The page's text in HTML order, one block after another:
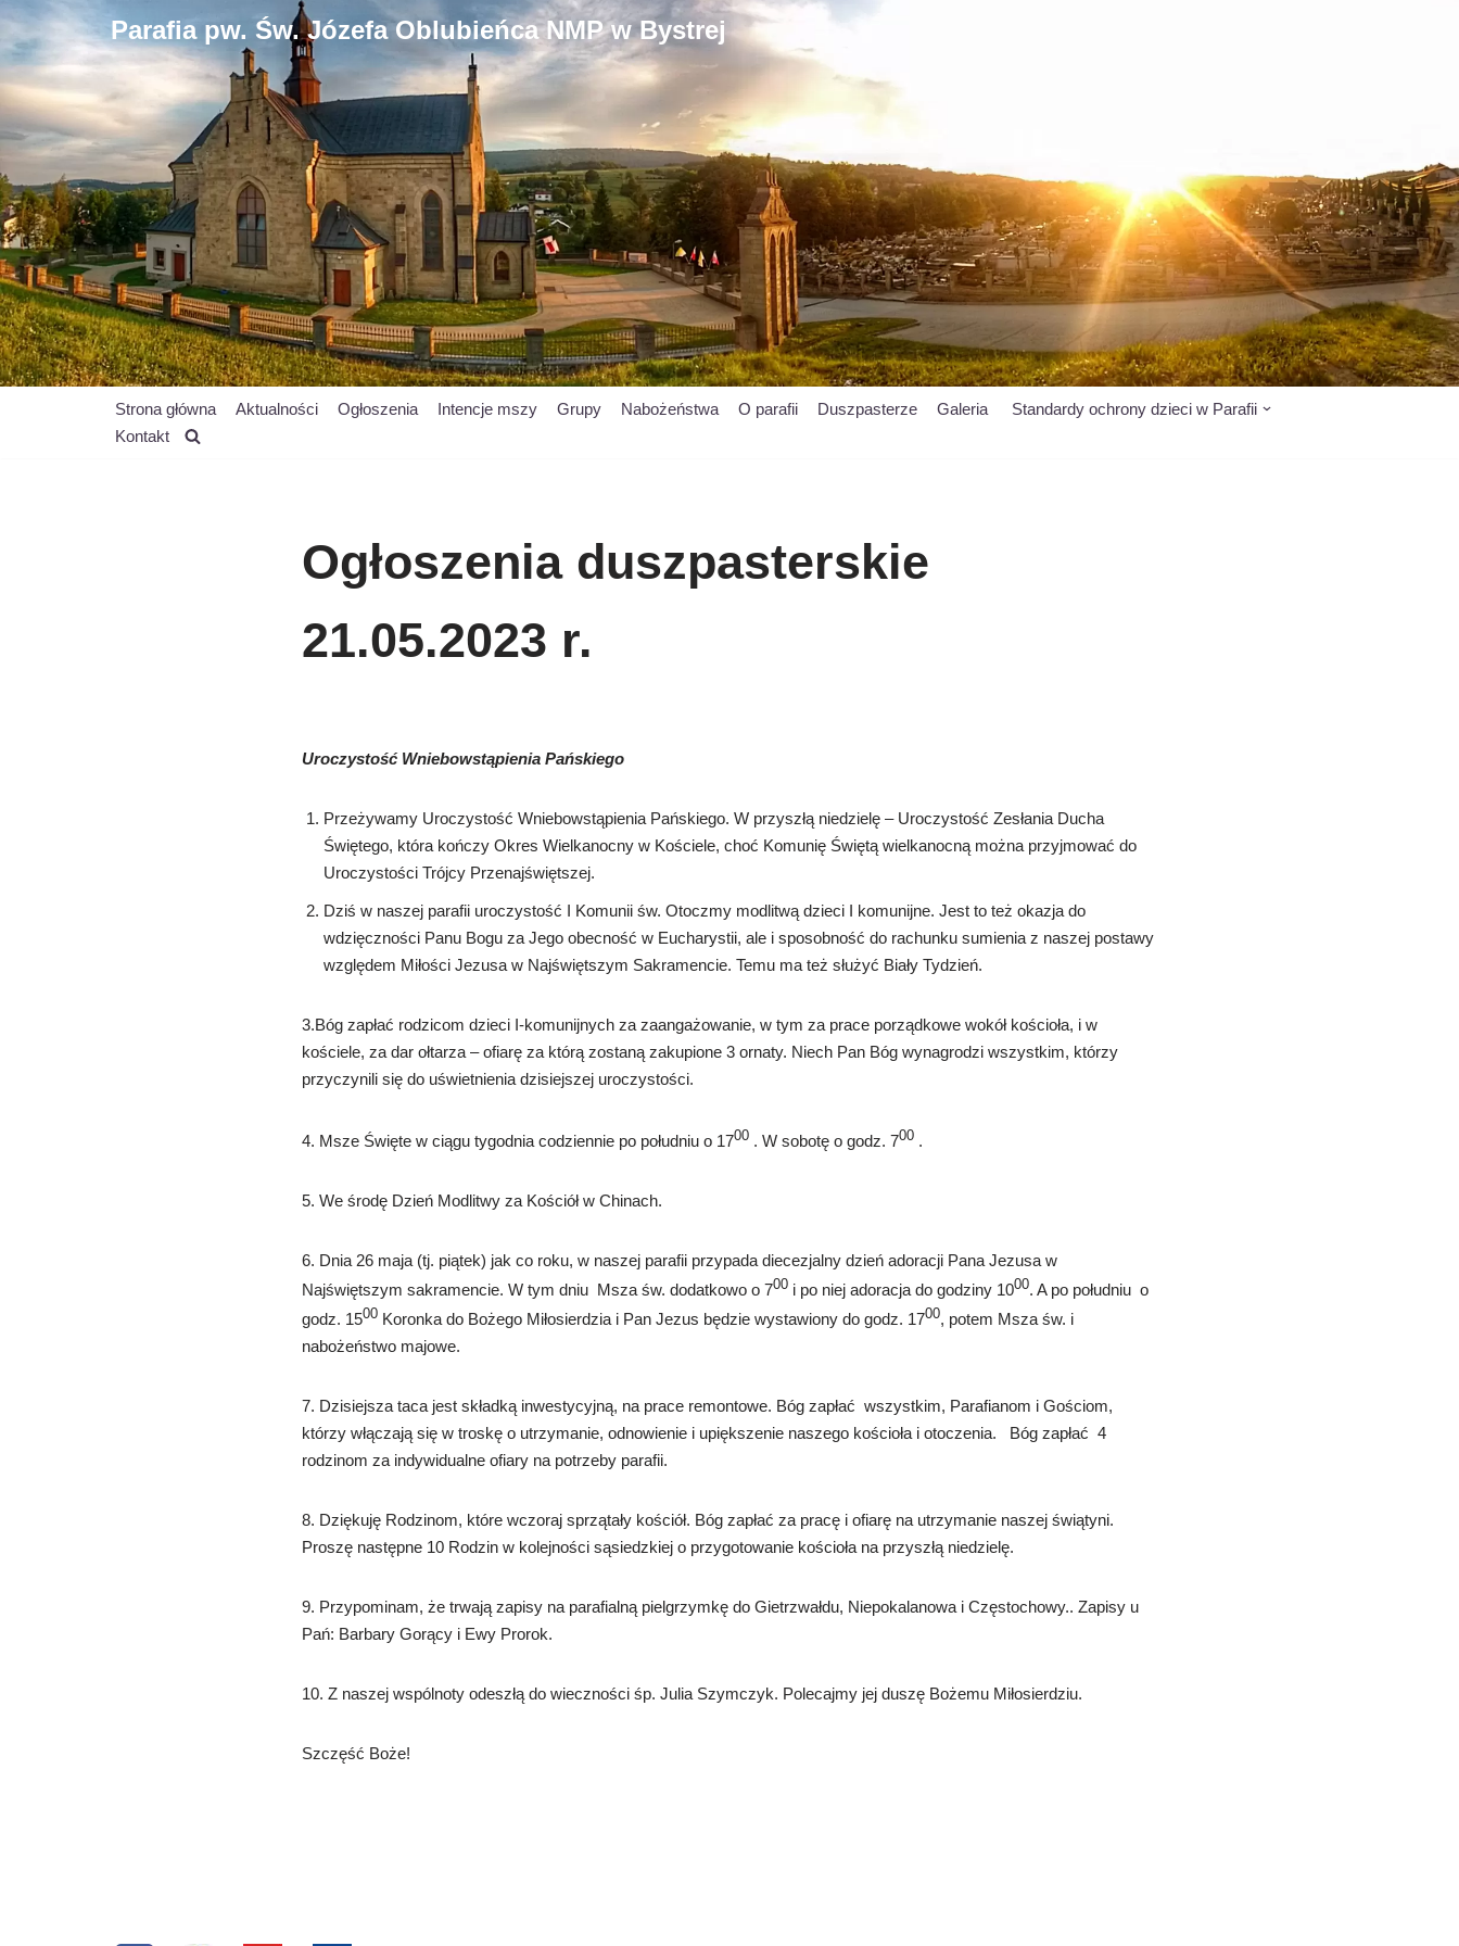
Przejdź
do
treści
Parafia pw. Św. Józefa Oblubieńca NMP w Bystrej
Strona główna Aktualności Ogłoszenia Intencje mszy Grupy Nabożeństwa O parafii Duszpasterze Galeria
Standardy ochrony dzieci w Parafii
Kontakt
Ogłoszenia duszpasterskie
21.05.2023 r.
Uroczystość Wniebowstąpienia Pańskiego
Przeżywamy Uroczystość Wniebowstąpienia Pańskiego. W przyszłą niedzielę – Uroczystość Zesłania Ducha
Świętego, która kończy Okres Wielkanocny w Kościele, choć Komunię Świętą wielkanocną można przyjmować do
Uroczystości Trójcy Przenajświętszej.
Dziś w naszej parafii uroczystość I Komunii św. Otoczmy modlitwą dzieci I komunijne. Jest to też okazja do
wdzięczności Panu Bogu za Jego obecność w Eucharystii, ale i sposobność do rachunku sumienia z naszej postawy
względem Miłości Jezusa w Najświętszym Sakramencie. Temu ma też służyć Biały Tydzień.
3.Bóg zapłać rodzicom dzieci I-komunijnych za zaangażowanie, w tym za prace porządkowe wokół kościoła, i w
kościele, za dar ołtarza – ofiarę za którą zostaną zakupione 3 ornaty. Niech Pan Bóg wynagrodzi wszystkim, którzy
przyczynili się do uświetnienia dzisiejszej uroczystości.
4. Msze Święte w ciągu tygodnia codziennie po południu o 1700. W sobotę o godz. 700.
5. We środę Dzień Modlitwy za Kościół w Chinach.
6. Dnia 26 maja (tj. piątek) jak co roku, w naszej parafii przypada diecezjalny dzień adoracji Pana Jezusa w
Najświętszym sakramencie. W tym dniu Msza św. dodatkowo o 700i po niej adoracja do godziny 1000. A po południu o
godz. 1500Koronka do Bożego Miłosierdzia i Pan Jezus będzie wystawiony do godz. 1700, potem Msza św. i
nabożeństwo majowe.
7. Dzisiejsza taca jest składką inwestycyjną, na prace remontowe. Bóg zapłać wszystkim, Parafianom i Gościom,
którzy włączają się w troskę o utrzymanie, odnowienie i upiększenie naszego kościoła i otoczenia. Bóg zapłać 4
rodzinom za indywidualne ofiary na potrzeby parafii.
8. Dziękuję Rodzinom, które wczoraj sprzątały kościół. Bóg zapłać za pracę i ofiarę na utrzymanie naszej świątyni.
Proszę następne 10 Rodzin w kolejności sąsiedzkiej o przygotowanie kościoła na przyszłą niedzielę.
9. Przypominam, że trwają zapisy na parafialną pielgrzymkę do Gietrzwałdu, Niepokalanowa i Częstochowy.. Zapisy u
Pań: Barbary Gorący i Ewy Prorok.
10. Z naszej wspólnoty odeszłą do wieczności śp. Julia Szymczyk. Polecajmy jej duszę Bożemu Miłosierdziu.
Szczęść Boże!